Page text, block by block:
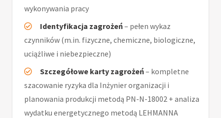
wykonywania pracy
Identyfikacja zagrożeń– pełen wykaz
czynników (m.in. fizyczne, chemiczne, biologiczne,
uciążliwe i niebezpieczne)
Szczegółowe karty zagrożeń– kompletne
szacowanie ryzyka dla Inżynier organizacji i
planowania produkcji metodą PN-N-18002 + analiza
wydatku energetycznego metodą LEHMANNA